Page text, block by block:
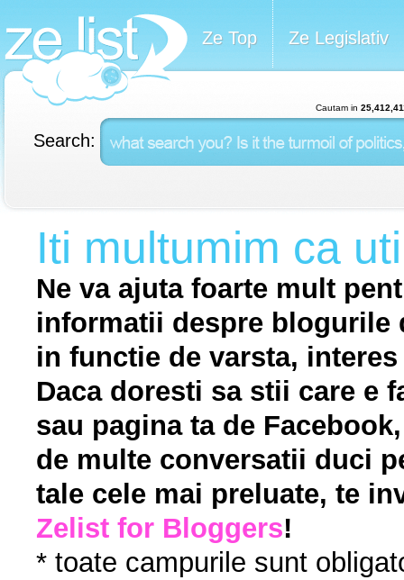
Ze Top Ze Legislativ
Cautam in
Search:
Iti multumim ca
Ne va ajuta foarte mult
informatii despre
in functie de varsta, interes
Daca doresti sa stii care e
sau pagina ta de
de multe conversatii duci
tale cele mai preluate, te
Zelist for Bloggers!
* toate campurile sunt